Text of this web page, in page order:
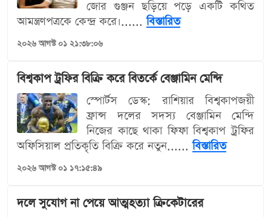
জোর গুঞ্জন ছড়িয়ে পড়ে একটি কথিত
আমন্ত্রণপত্রকে কেন্দ্র করে।......বিস্তারিত
২০২৬ আগস্ট ০১ ২১:৩৮:০৬
বিশ্বকাপ ট্রফির বিক্রি করে বিতর্কে বেঞ্জামিন মেন্দি
স্পোর্টস ডেস্ক: রাশিয়ার বিশ্বকাপজয়ী
ফ্রান্স দলের সদস্য বেঞ্জামিন মেন্দি
নিজের কাছে থাকা ফিফা বিশ্বকাপ ট্রফির
অফিসিয়াল প্রতিকৃতি বিক্রি করে নতুন......বিস্তারিত
২০২৬ আগস্ট ০১ ১৭:১৫:৪৯
দলে সুযোগ না পেয়ে আত্মহত্যা ক্রিকেটারের